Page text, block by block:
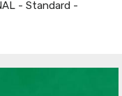
- Standard -